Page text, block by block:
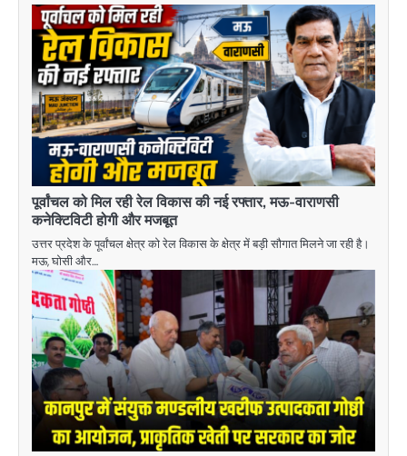
पूर्वांचल को मिल रही रेल विकास की नई रफ्तार, मऊ-वाराणसी
कनेक्टिविटी होगी और मजबूत
उत्तर प्रदेश के पूर्वांचल क्षेत्र को रेल विकास के क्षेत्र में बड़ी सौगात मिलने जा रही है।
मऊ, घोसी और…